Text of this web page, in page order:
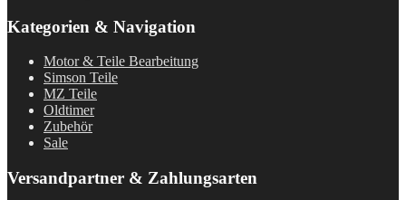
Kategorien & Navigation
Motor & Teile Bearbeitung
Simson Teile
MZ Teile
Oldtimer
Zubehör
Sale
Versandpartner & Zahlungsarten